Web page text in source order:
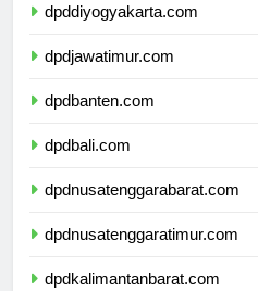
dpddiyogyakarta.com
dpdjawatimur.com
dpdbanten.com
dpdbali.com
dpdnusatenggarabarat.com
dpdnusatenggaratimur.com
dpdkalimantanbarat.com